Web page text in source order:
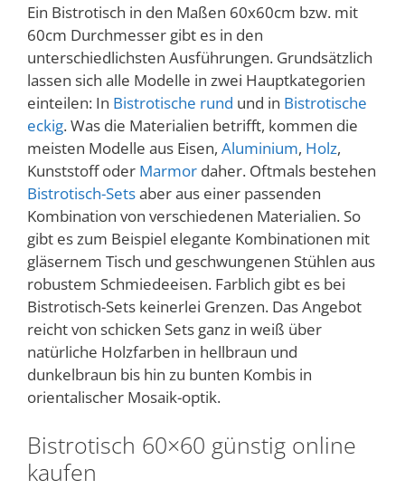
Ein Bistrotisch in den Maßen 60x60cm bzw. mit
60cm Durchmesser gibt es in den
unterschiedlichsten Ausführungen. Grundsätzlich
lassen sich alle Modelle in zwei Hauptkategorien
einteilen: In Bistrotische rund und in Bistrotische
eckig. Was die Materialien betrifft, kommen die
meisten Modelle aus Eisen, Aluminium, Holz,
Kunststoff oder Marmor daher. Oftmals bestehen
Bistrotisch-Setsaber aus einer passenden
Kombination von verschiedenen Materialien. So
gibt es zum Beispiel elegante Kombinationen mit
gläsernem Tisch und geschwungenen Stühlen aus
robustem Schmiedeeisen. Farblich gibt es bei
Bistrotisch-Sets keinerlei Grenzen. Das Angebot
reicht von schicken Sets ganz in weiß über
natürliche Holzfarben in hellbraun und
dunkelbraun bis hin zu bunten Kombis in
orientalischer Mosaik-optik.
Bistrotisch 60×60 günstig online
kaufen